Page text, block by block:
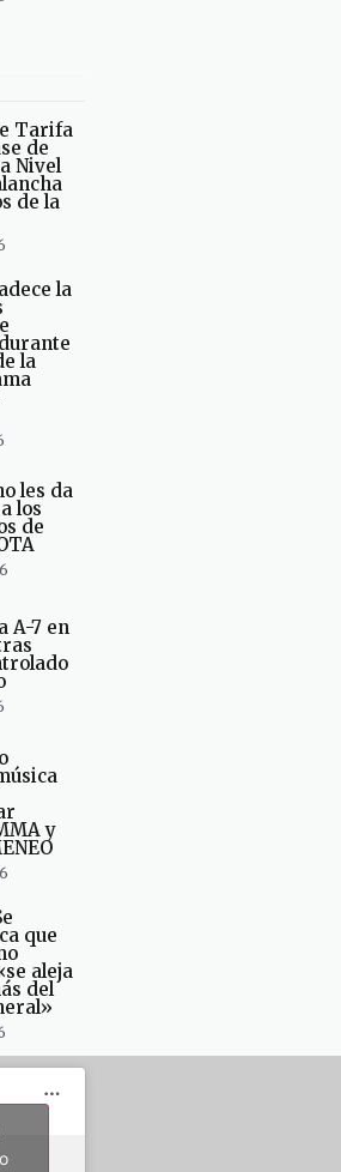
Tarifa
de
Nivel
de la
la
la
les da
los
de
A-7 en
y
que
aleja
del